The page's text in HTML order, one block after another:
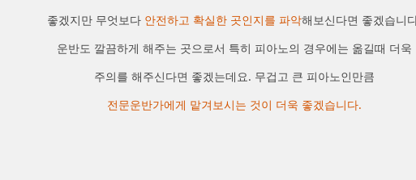
좋겠지만 무엇보다 안전하고 확실한 곳인지를 파악해보신다면 좋겠습니
운반도 깔끔하게 해주는 곳으로서 특히 피아노의 경우에는 옮길때 더욱
주의를 해주신다면 좋겠는데요. 무겁고 큰 피아노인만큼
전문운반가에게 맡겨보시는 것이 더욱 좋겠습니다.